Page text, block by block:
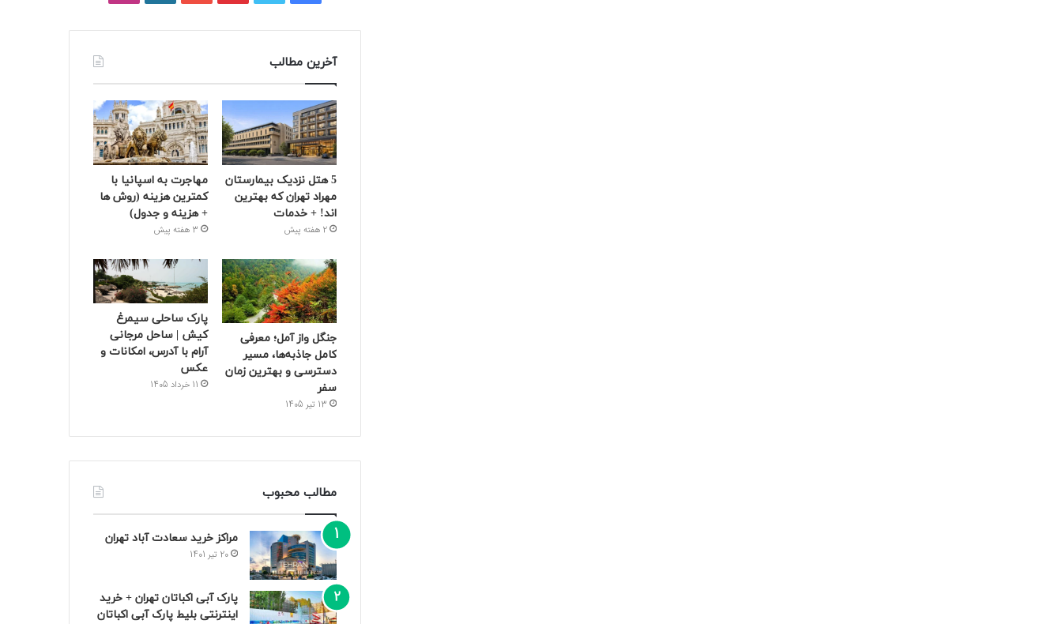
آخرین مطالب
5 هتل نزدیک بیمارستان
مهراد تهران که بهترین‌
اند! + خدمات
2 هفته پیش
مهاجرت به اسپانیا با
کمترین هزینه (روش ها
+ هزینه و جدول)
3 هفته پیش
جنگل واز آمل؛ معرفی
کامل جاذبه‌ها، مسیر
دسترسی و بهترین زمان
سفر
13 تیر 1405
پارک ساحلی سیمرغ
کیش | ساحل مرجانی
آرام با آدرس، امکانات و
عکس
11 خرداد 1405
مطالب محبوب
مراکز خرید سعادت‌ آباد تهران
20 تیر 1401
پارک آبی اکباتان تهران + خرید
اینترنتی بلیط پارک آبی اکباتان